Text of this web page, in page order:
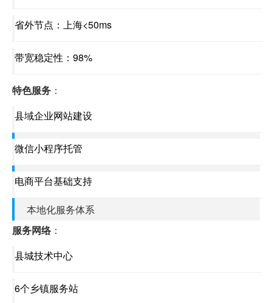
省外节点：上海<50ms
带宽稳定性：98%
特色服务 ：
县域企业网站建设
微信小程序托管
电商平台基础支持
本地化服务体系
服务网络：
县城技术中心
6个乡镇服务站